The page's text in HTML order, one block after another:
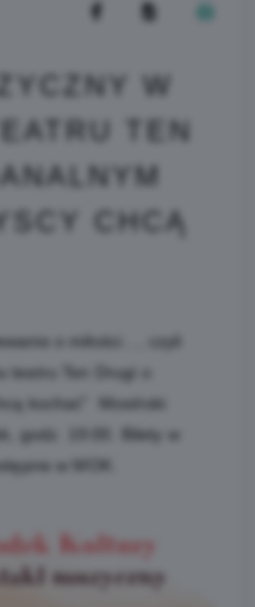
W
TEN
CHCĄ
o miłości…, czyli
teatru Ten Drugi o
kochać” Mosiński
godz. 19:00. Bilety w
w MOK.